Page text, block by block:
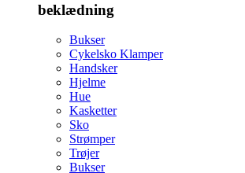
beklædning
Bukser
Cykelsko Klamper
Handsker
Hjelme
Hue
Kasketter
Sko
Strømper
Trøjer
Bukser